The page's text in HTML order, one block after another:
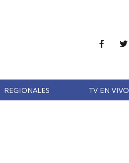
REGIONALES TV EN VIVO